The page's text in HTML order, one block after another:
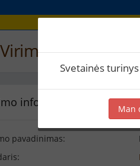
Virimo peržiūra
informacija
pavadinimas:
Svetainės
Man